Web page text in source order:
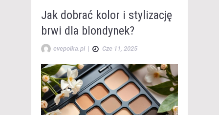
Jak dobrać kolor i stylizację
brwi dla blondynek?
evepolka.pl | Cze 11, 2025